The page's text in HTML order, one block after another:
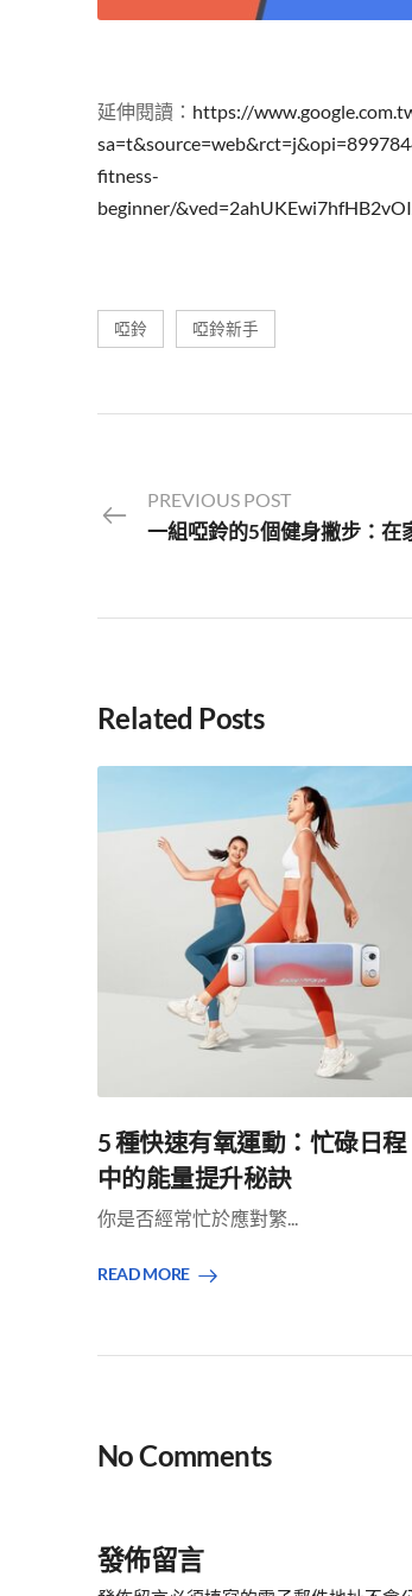
延伸閱讀： https://
fitness-
beginner/
啞鈴 啞鈴新手
PREVIOUS POST
Related Posts
5 種快速有氧運動：忙碌日程
中的能量提升秘訣
你是否經常忙於應對繁...
READ MORE
No Comments
發佈留言